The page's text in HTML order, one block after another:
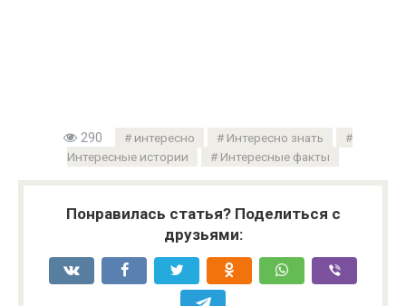
290 интересно
Интересно знать
Интересные истории
Интересные факты
Понравилась статья? Поделиться с
друзьями: